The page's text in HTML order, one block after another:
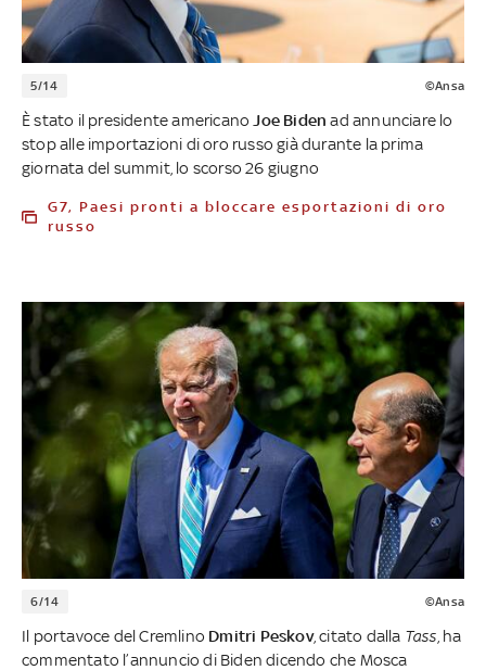
5/14 ©Ansa
È stato il presidente americano Joe Biden ad annunciare lo
stop alle importazioni di oro russo già durante la prima
giornata del summit, lo scorso 26 giugno
G7, Paesi pronti a bloccare esportazioni di oro
russo
6/14 ©Ansa
Il portavoce del Cremlino Dmitri Peskov, citato dalla Tass , ha
commentato l’annuncio di Biden dicendo che Mosca